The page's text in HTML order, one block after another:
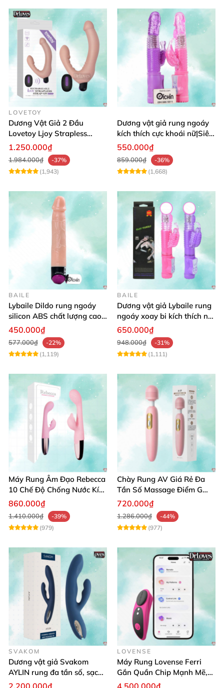
LOVETOY
Dương Vật Giả 2 Đầu
Lovetoy Ljoy Strapless
Rung ĐKTX Siêu Mạnh
1.250.000₫
1.984.000₫
-37%
(1,943)
Dương vật giả rung ngoáy
kích thích cực khoái nữ|Siêu
phẩm
550.000₫
859.000₫
-36%
(1,668)
BAILE
Lybaile Dildo rung ngoáy
silicon ABS chất lượng cao
kích thước chuẩn
450.000₫
577.000₫
-22%
(1,119)
BAILE
Dương vật giả Lybaile rung
ngoáy xoay bi kích thích nữ
thủ dâm
650.000₫
948.000₫
-31%
(1,111)
Máy Rung Âm Đạo Rebecca
10 Chế Độ Chống Nước Kích
Thích Điểm G
860.000₫
1.410.000₫
-39%
(979)
Chày Rung AV Giá Rẻ Đa
Tần Số Massage Điểm G
Mát Xa Âm Vật
720.000₫
1.286.000₫
-44%
(977)
SVAKOM
Dương vật giả Svakom
AYLIN rung đa tần số, sạc
pin chống nước
2.200.000₫
LOVENSE
Máy Rung Lovense Ferri
Gắn Quần Chip Mạnh Mẽ,
Điều Khiển Qua App
4.500.000₫